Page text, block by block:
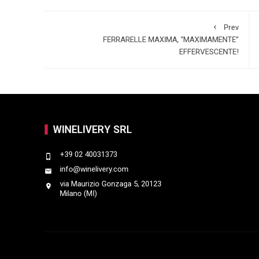
Prev
FERRARELLE MAXIMA, “MAXIMAMENTE”
EFFERVESCENTE!
WINELIVERY SRL
+39 02 40031373
info@winelivery.com
via Maurizio Gonzaga 5, 20123
Milano (MI)